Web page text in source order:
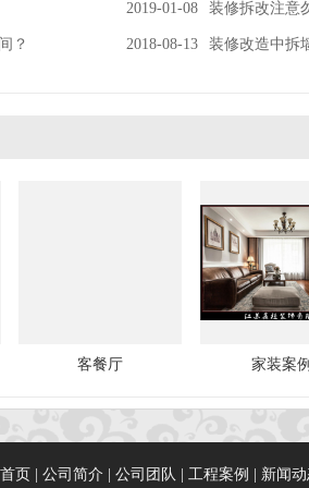
2019-01-08 装修拆改注意
？ 2018-08-13 装修改造中拆
客餐厅 家装案例
首页 公司简介 公司团队 工程案例 新闻